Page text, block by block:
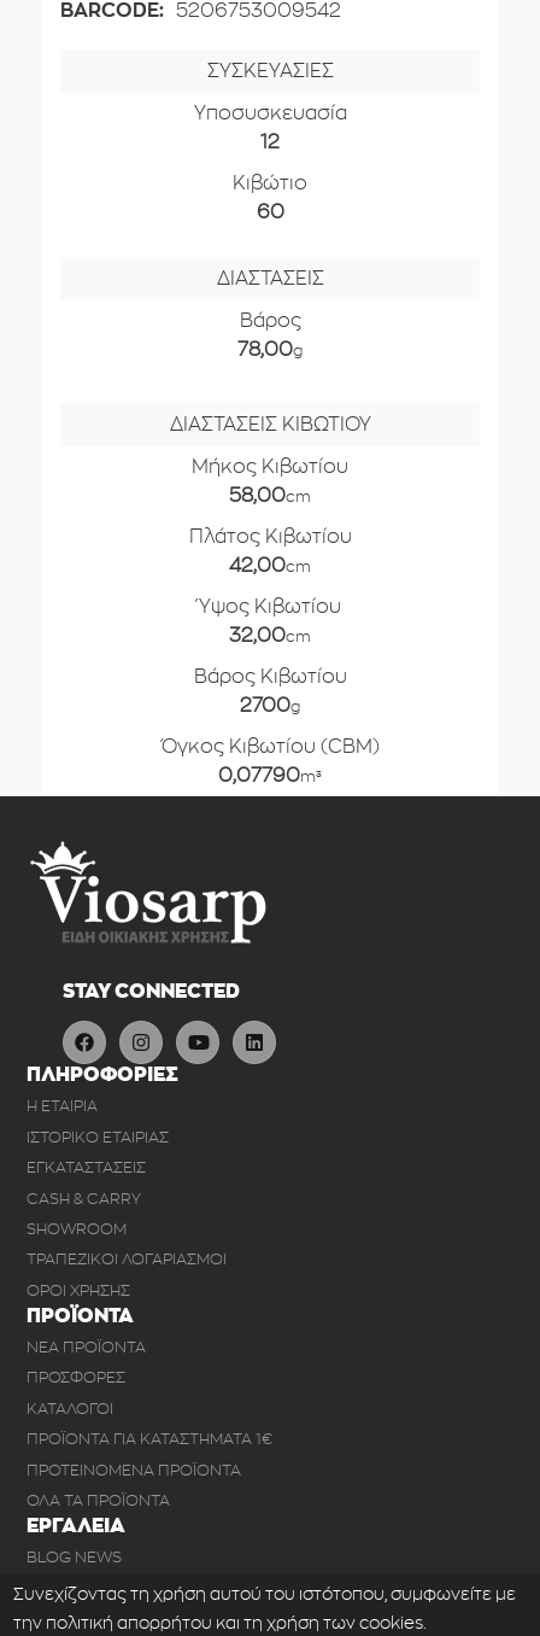
BARCODE: 5206753009542
ΣΥΣΚΕΥΑΣΙΕΣ
Υποσυσκευασία
12
Κιβώτιο
60
ΔΙΑΣΤΑΣΕΙΣ
Βάρος
78,00g
ΔΙΑΣΤΑΣΕΙΣ ΚΙΒΩΤΙΟΥ
Μήκος Κιβωτίου
58,00cm
Πλάτος Κιβωτίου
42,00cm
Ύψος Κιβωτίου
32,00cm
Βάρος Κιβωτίου
2700g
Όγκος Κιβωτίου (CBM)
0,07790m³
STAY CONNECTED
ΠΛΗΡΟΦΟΡΙΕΣ
Η ΕΤΑΙΡΙΑ
ΙΣΤΟΡΙΚΟ ΕΤΑΙΡΙΑΣ
ΕΓΚΑΤΑΣΤΑΣΕΙΣ
CASH & CARRY
SHOWROOM
ΤΡΑΠΕΖΙΚΟΙ ΛΟΓΑΡΙΑΣΜΟΙ
ΟΡΟΙ ΧΡΗΣΗΣ
ΠΡΟΪΟΝΤΑ
ΝΕΑ ΠΡΟΪΟΝΤΑ
ΠΡΟΣΦΟΡΕΣ
ΚΑΤΑΛΟΓΟΙ
ΠΡΟΪΟΝΤΑ ΓΙΑ ΚΑΤΑΣΤΗΜΑΤΑ 1€
ΠΡΟΤΕΙΝΟΜΕΝΑ ΠΡΟΪΟΝΤΑ
ΟΛΑ ΤΑ ΠΡΟΪΟΝΤΑ
ΕΡΓΑΛΕΙΑ
BLOG NEWS
ΣΥΧΝΕΣ ΕΡΩΤΗΣΕΙΣ
ΕΠΙΚΟΙΝΩΝΙΑ
Συνεχίζοντας τη χρήση αυτού του ιστότοπου, συμφωνείτε με
την πολιτική απορρήτου και τη χρήση των cookies.